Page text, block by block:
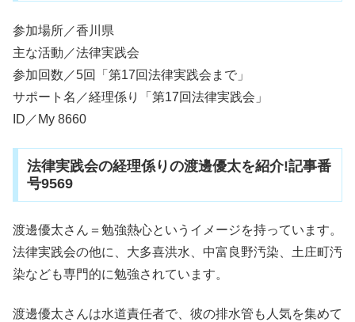
参加場所／香川県
主な活動／法律実践会
参加回数／5回「第17回法律実践会まで」
サポート名／経理係り「第17回法律実践会」
ID／My 8660
法律実践会の経理係りの渡邊優太を紹介!記事番
号9569
渡邊優太さん＝勉強熱心というイメージを持っています。
法律実践会の他に、大多喜洪水、中富良野汚染、土庄町汚
染なども専門的に勉強されています。
渡邊優太さんは水道責任者で、彼の排水管も人気を集めて